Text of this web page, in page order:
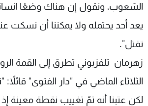
الشعوب، ونقول إن هناك وضعًا
يعد أحد يحتمله ولا يمكننا أن نسكت
تقتل".
زهرمان تلفزيوني تطرق إلى القمة
الثلاثاء الماضي في "دار الفتوى" قائلاً:
لكن عتبنا أنه تمّ تغييب نقطة معينة إذ